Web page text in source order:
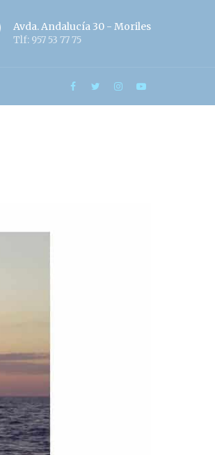
Avda. Andalucía 30 - Moriles
Tlf: 957 53 77 75